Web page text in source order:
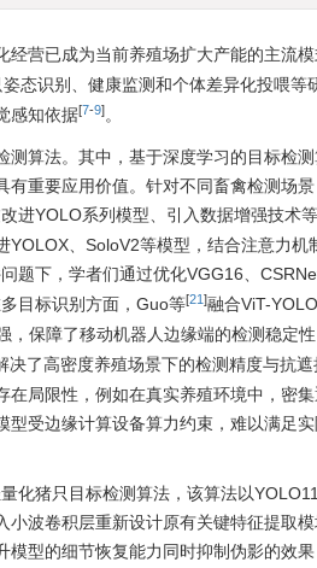
经营已成为当前养殖场扩大产能的主流
姿态识别、健康监测和个体差异化投喂等
感知依据[7-9]。
算法。其中，基于深度学习的目标检
重要应用价值。针对不同畜禽检测场
改进YOLO系列模型、引入数据增强技术
、SoloV2等模型，结合注意力
题下，学者们通过优化VGG16、
多目标识别方面，Guo等[21]融合ViT-
，保障了移动机器人边缘端的检测稳定
了高密度养殖场景下的检测精度与抗
局限性，例如在真实养殖环境中，密
受边缘计算设备算力约束，难以满足
化猪只目标检测算法，该算法以
波卷积层重新设计原有关键特征提取
型的细节恢复能力同时抑制伪影的效